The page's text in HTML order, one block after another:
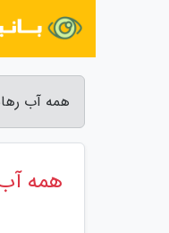
همه آب
همه